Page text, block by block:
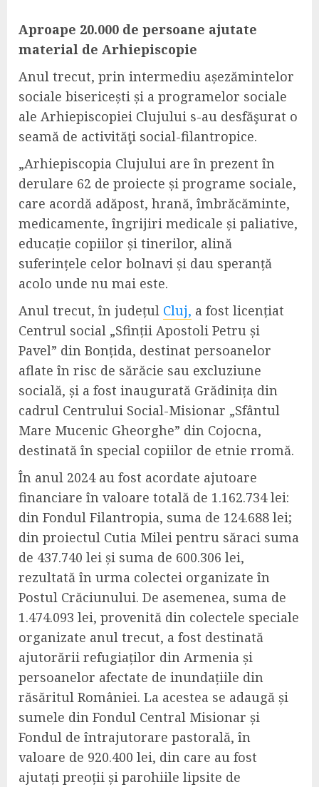
Aproape 20.000 de persoane ajutate
material de Arhiepiscopie
Anul trecut, prin intermediu aşezămintelor
sociale bisericeşti și a programelor sociale
ale Arhiepiscopiei Clujului s-au desfăşurat o
seamă de activităţi social-filantropice.
„Arhiepiscopia Clujului are în prezent în
derulare 62 de proiecte și programe sociale,
care acordă adăpost, hrană, îmbrăcăminte,
medicamente, îngrijiri medicale și paliative,
educație copiilor și tinerilor, alină
suferințele celor bolnavi și dau speranță
acolo unde nu mai este.
Anul trecut, în județul Cluj, a fost licențiat
Centrul social „Sfinții Apostoli Petru și
Pavel” din Bonțida, destinat persoanelor
aflate în risc de sărăcie sau excluziune
socială, și a fost inaugurată Grădinița din
cadrul Centrului Social-Misionar „Sfântul
Mare Mucenic Gheorghe” din Cojocna,
destinată în special copiilor de etnie rromă.
În anul 2024 au fost acordate ajutoare
financiare în valoare totală de 1.162.734 lei:
din Fondul Filantropia, suma de 124.688 lei;
din proiectul Cutia Milei pentru săraci suma
de 437.740 lei și suma de 600.306 lei,
rezultată în urma colectei organizate în
Postul Crăciunului. De asemenea, suma de
1.474.093 lei, provenită din colectele speciale
organizate anul trecut, a fost destinată
ajutorării refugiaților din Armenia și
persoanelor afectate de inundațiile din
răsăritul României. La acestea se adaugă şi
sumele din Fondul Central Misionar și
Fondul de întrajutorare pastorală, în
valoare de 920.400 lei, din care au fost
ajutați preoții și parohiile lipsite de